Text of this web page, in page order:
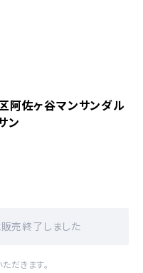
佐ヶ谷マンサンダル
ン
売終了しました
だきます。